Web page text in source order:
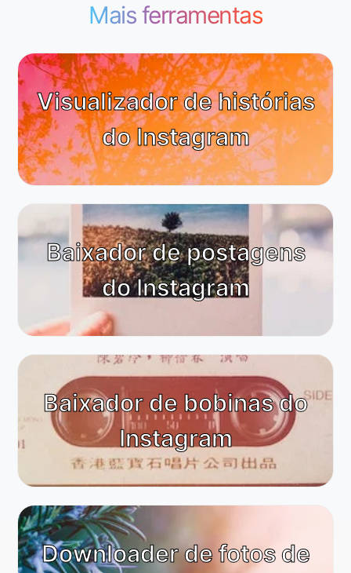
Mais ferramentas
Visualizador de histórias
do Instagram
Baixador de postagens
do Instagram
Baixador de bobinas do
Instagram
Downloader de fotos de